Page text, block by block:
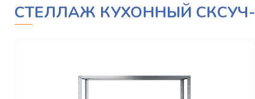
СТЕЛЛАЖ КУХОННЫЙ СКСУЧ-